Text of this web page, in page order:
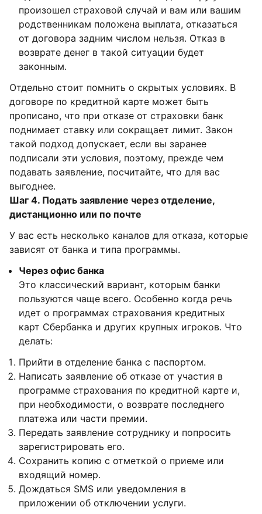
произошел страховой случай и вам или вашим
родственникам положена выплата, отказаться
от договора задним числом нельзя. Отказ в
возврате денег в такой ситуации будет
законным.
Отдельно стоит помнить о скрытых условиях. В
договоре по кредитной карте может быть
прописано, что при отказе от страховки банк
поднимает ставку или сокращает лимит. Закон
такой подход допускает, если вы заранее
подписали эти условия, поэтому, прежде чем
подавать заявление, посчитайте, что для вас
выгоднее.
Шаг 4. Подать заявление через отделение,
дистанционно или по почте
У вас есть несколько каналов для отказа, которые
зависят от банка и типа программы.
Через офис банка
Это классический вариант, которым банки
пользуются чаще всего. Особенно когда речь
идет о программах страхования кредитных
карт Сбербанка и других крупных игроков. Что
делать:
Прийти в отделение банка с паспортом.
Написать заявление об отказе от участия в
программе страхования по кредитной карте и,
при необходимости, о возврате последнего
платежа или части премии.
Передать заявление сотруднику и попросить
зарегистрировать его.
Сохранить копию с отметкой о приеме или
входящий номер.
Дождаться SMS или уведомления в
приложении об отключении услуги.